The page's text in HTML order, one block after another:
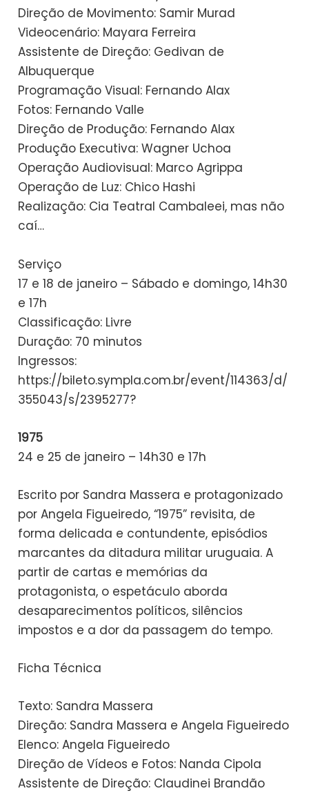
Direção de Movimento: Samir Murad
Videocenário: Mayara Ferreira
Assistente de Direção: Gedivan de
Albuquerque
Programação Visual: Fernando Alax
Fotos: Fernando Valle
Direção de Produção: Fernando Alax
Produção Executiva: Wagner Uchoa
Operação Audiovisual: Marco Agrippa
Operação de Luz: Chico Hashi
Realização: Cia Teatral Cambaleei, mas não
caí…
Serviço
17 e 18 de janeiro – Sábado e domingo, 14h30
e 17h
Classificação: Livre
Duração: 70 minutos
Ingressos:
https://bileto.sympla.com.br/event/114363/d/
355043/s/2395277?
1975
24 e 25 de janeiro – 14h30 e 17h
Escrito por Sandra Massera e protagonizado
por Angela Figueiredo, “1975” revisita, de
forma delicada e contundente, episódios
marcantes da ditadura militar uruguaia. A
partir de cartas e memórias da
protagonista, o espetáculo aborda
desaparecimentos políticos, silêncios
impostos e a dor da passagem do tempo.
Ficha Técnica
Texto: Sandra Massera
Direção: Sandra Massera e Angela Figueiredo
Elenco: Angela Figueiredo
Direção de Vídeos e Fotos: Nanda Cipola
Assistente de Direção: Claudinei Brandão